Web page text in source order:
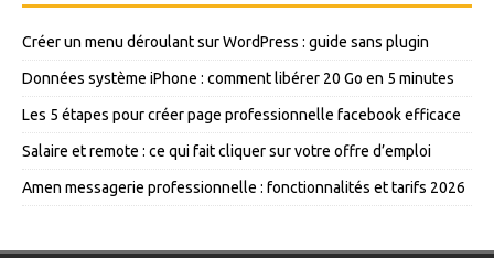
Créer un menu déroulant sur WordPress : guide sans plugin
Données système iPhone : comment libérer 20 Go en 5 minutes
Les 5 étapes pour créer page professionnelle facebook efficace
Salaire et remote : ce qui fait cliquer sur votre offre d’emploi
Amen messagerie professionnelle : fonctionnalités et tarifs 2026